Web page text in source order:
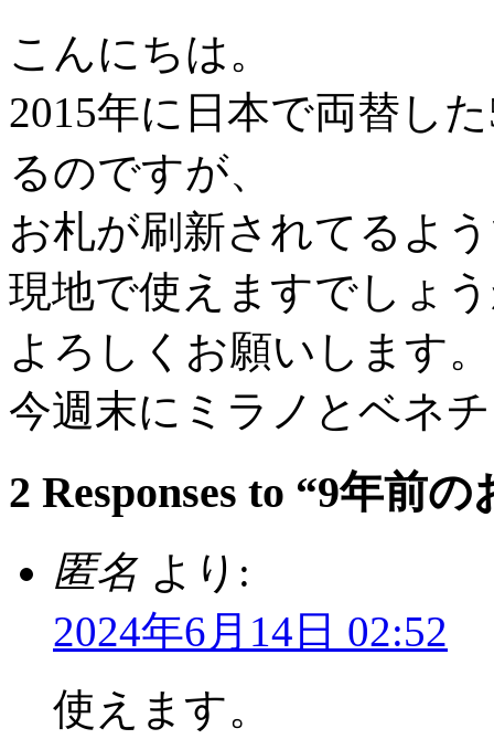
こんにちは。
2015年に日本で両替し
るのですが、
お札が刷新されてるよ
現地で使えますでしょ
よろしくお願いします。
今週末にミラノとベネ
2 Responses to “9年前
匿名 より:
2024年6月14日 02:52
使えます。